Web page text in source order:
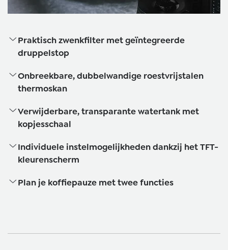
Praktisch zwenkfilter met geïntegreerde
druppelstop
Onbreekbare, dubbelwandige roestvrijstalen
thermoskan
Verwijderbare, transparante watertank met
kopjesschaal
Individuele instelmogelijkheden dankzij het TFT-
kleurenscherm
Plan je koffiepauze met twee functies